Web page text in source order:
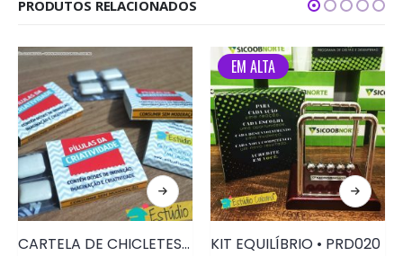
PRODUTOS RELACIONADOS
CARTELA DE CHICLETES P • PRD079
EM ALTA
KIT EQUILÍBRIO • PRD020